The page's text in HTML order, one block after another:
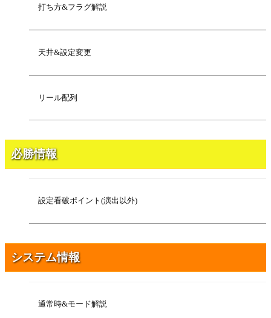
2020年6月20日
2020年5月29日 【解析】1G連抽選
2020年5月29日
打ち方&フラグ解説
天井&設定変更
リール配列
必勝情報
設定看破ポイント(演出以外)
システム情報
通常時&モード解説